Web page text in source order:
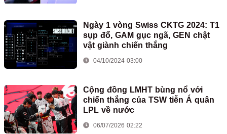
Ngày 1 vòng Swiss CKTG 2024: T1
sụp đổ, GAM gục ngã, GEN chật
vật giành chiến thắng
04/10/2024 03:00
Cộng đồng LMHT bùng nổ với
chiến thắng của TSW tiễn Á quân
LPL về nước
06/07/2026 02:22